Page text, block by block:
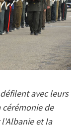
avec leurs
de
et la